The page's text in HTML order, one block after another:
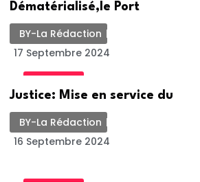
Dématérialisé,le Port
BY-La Rédaction
17 Septembre 2024
Justice: Mise en service du
BY-La Rédaction
16 Septembre 2024